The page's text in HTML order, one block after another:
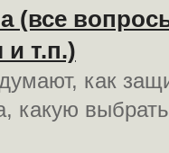
(все
и т.п.)
как
какую